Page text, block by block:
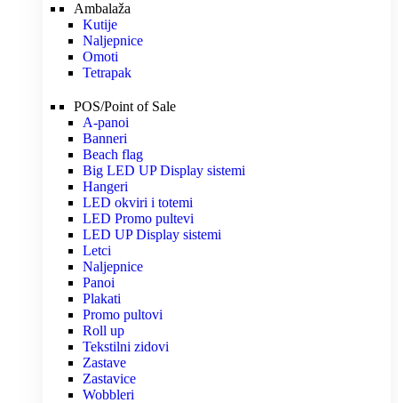
Ambalaža
Kutije
Naljepnice
Omoti
Tetrapak
POS/Point of Sale
A-panoi
Banneri
Beach flag
Big LED UP Display sistemi
Hangeri
LED okviri i totemi
LED Promo pultevi
LED UP Display sistemi
Letci
Naljepnice
Panoi
Plakati
Promo pultovi
Roll up
Tekstilni zidovi
Zastave
Zastavice
Wobbleri